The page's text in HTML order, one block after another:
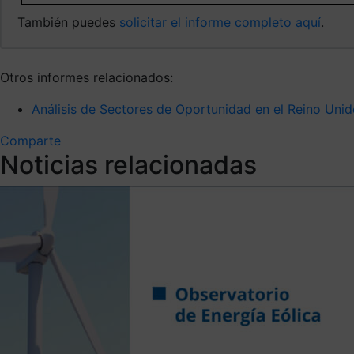
También puedes solicitar el informe completo aquí.
Otros informes relacionados:
Análisis de Sectores de Oportunidad en el Reino
Comparte
Noticias relacionadas